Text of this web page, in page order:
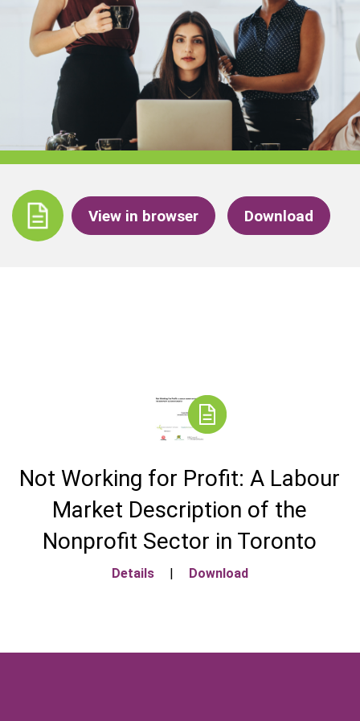
View in browser Download
Not Working for Profit: A Labour
Market Description of the
Nonprofit Sector in Toronto
Details | Download